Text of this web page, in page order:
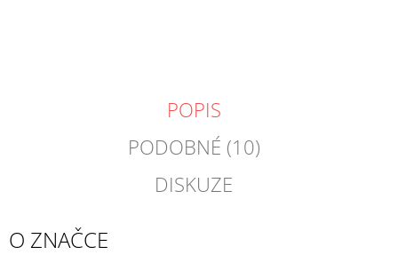
POPIS
PODOBNÉ (10)
DISKUZE
O ZNAČCE